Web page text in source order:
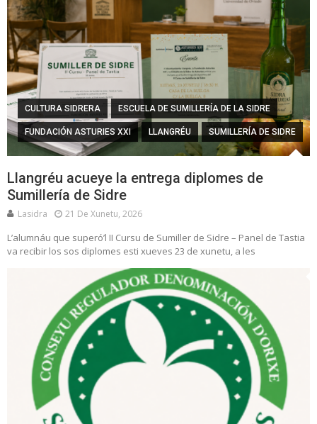
CULTURA SIDRERA ESCUELA DE SUMILLERÍA DE LA SIDRE
FUNDACIÓN ASTURIES XXI LLANGRÉU SUMILLERÍA DE SIDRE
Llangréu acueye la entrega diplomes de
Sumillería de Sidre
Lasidra 21 De Xunetu, 2026
L’alumnáu que superó’l II Cursu de Sumiller de Sidre – Panel de Tastia
va recibir los sos diplomes esti xueves 23 de xunetu, a les